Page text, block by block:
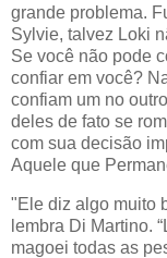
grande problema.
Sylvie, talvez Loki
Se você não pode
confiar em você?
confiam um no
deles de fato se
com sua decisão
Aquele que
"Ele diz algo muito
lembra Di Martino.
magoei todas as